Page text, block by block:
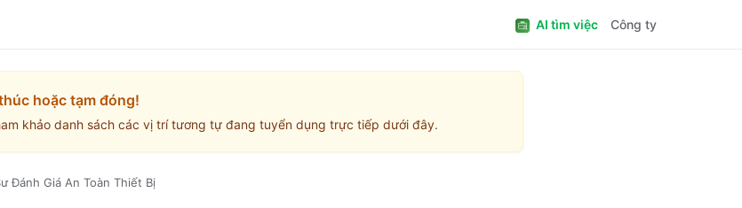
AI tìm việc Công ty
hoặc tạm đóng!
khảo danh sách các vị trí tương tự đang tuyển dụng trực tiếp dưới đây.
Đánh Giá An Toàn Thiết Bị